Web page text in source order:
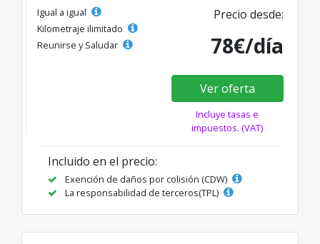
Igual a igual
Kilometraje ilimitado
Reunirse y Saludar
Precio desde:
78€/día
Ver oferta
Incluye tasas e
impuestos. (VAT)
Incluido en el precio:
Exención de daños por colisión (CDW)
La responsabilidad de terceros(TPL)